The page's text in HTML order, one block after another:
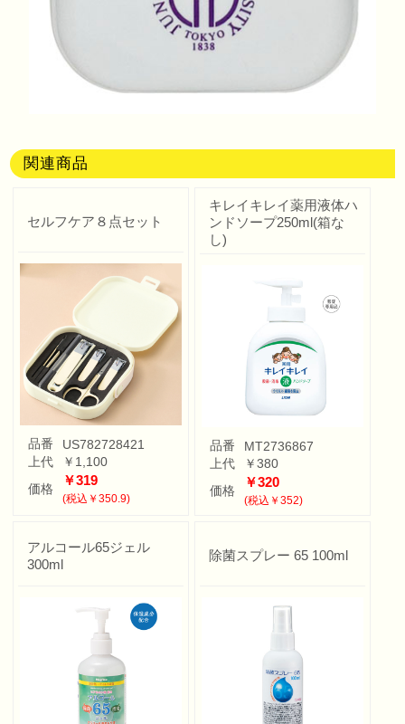
関連商品
セルフケア８点セット
品番
US782728421
上代
￥1,100
価格
￥319
(税込￥350.9)
キレイキレイ薬用液体ハ
ンドソープ250ml(箱な
し)
品番
MT2736867
上代
￥380
価格
￥320
(税込￥352)
アルコール65ジェル
300ml
除菌スプレー 65 100ml